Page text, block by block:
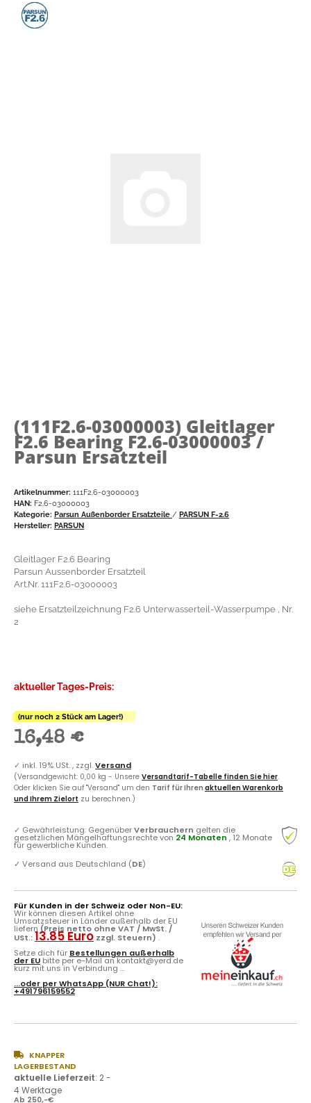
(111F2.6-03000003) Gleitlager
F2.6 Bearing F2.6-03000003 /
Parsun Ersatzteil
Artikelnummer: 111F2.6-03000003
HAN: F2.6-03000003
Kategorie: Parsun Außenborder Ersatzteile / PARSUN F-2.6
Hersteller: PARSUN
Gleitlager F2.6 Bearing
Parsun Aussenborder Ersatzteil
Art.Nr. 111F2.6-03000003
siehe Ersatzteilzeichnung F2.6 Unterwasserteil-Wasserpumpe , Nr.
2
aktueller Tages-Preis:
(nur noch 2 Stück am Lager!)
16,48 €
✓ inkl. 19% USt. , zzgl.Versand
(Versandgewicht: 0,00 kg - Unsere Versandtarif-Tabelle finden Sie hier.
Oder klicken Sie auf "Versand" um den Tarif für Ihren aktuellen Warenkorb
und Ihrem Zielort zu berechnen.)
✓ Gewährleistung: GegenüberVerbrauchern gelten die
gesetzlichen Mängelhaftungsrechte von 24 Monaten , 12 Monate
für gewerbliche Kunden.
✓ Versand aus Deutschland (DE)
Für Kunden in der Schweiz oder Non-EU:
Wir können diesen Artikel ohne
Umsatzsteuer in Länder außerhalb der EU
liefern (Preis netto ohne VAT / MwSt. /
USt.:13.85 Euro zzgl. Steuern) .
Setze dich für Bestellungen außerhalb
der EU bitte per e-Mail an kontakt@yerd.de
kurz mit uns in Verbindung ...
...oder perWhatsApp (NUR Chat!):
+491796159552
KNAPPER
LAGERBESTAND
aktuelle Lieferzeit: 2 -
4 Werktage
Ab 250,-€